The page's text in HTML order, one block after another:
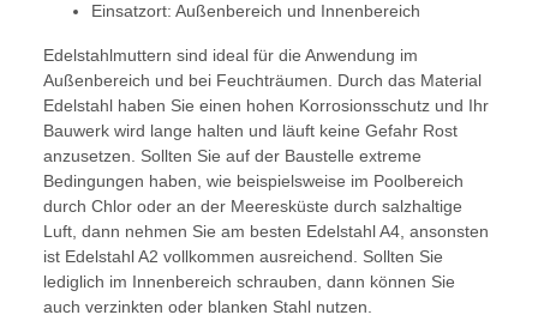
Einsatzort: Außenbereich und Innenbereich
Edelstahlmuttern sind ideal für die Anwendung im
Außenbereich und bei Feuchträumen. Durch das Material
Edelstahl haben Sie einen hohen Korrosionsschutz und Ihr
Bauwerk wird lange halten und läuft keine Gefahr Rost
anzusetzen. Sollten Sie auf der Baustelle extreme
Bedingungen haben, wie beispielsweise im Poolbereich
durch Chlor oder an der Meeresküste durch salzhaltige
Luft, dann nehmen Sie am besten Edelstahl A4, ansonsten
ist Edelstahl A2 vollkommen ausreichend. Sollten Sie
lediglich im Innenbereich schrauben, dann können Sie
auch verzinkten oder blanken Stahl nutzen.